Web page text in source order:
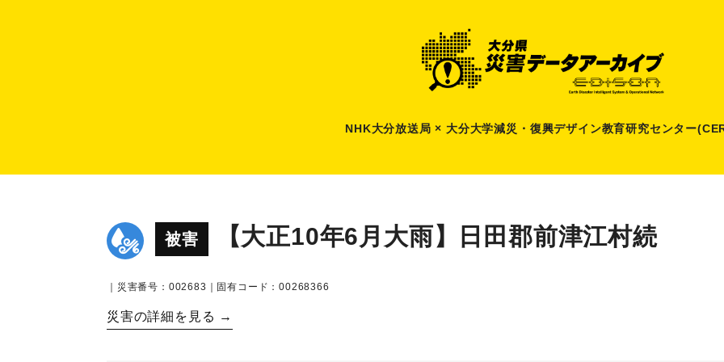
NHK大分放送局 × 大分大学減災 ・ 復興デザイン教育研究センター
被害 【大正10年6月大雨】日田郡前津江村続
｜災害番号：002683｜固有コード：00268366
災害の詳細を見る →